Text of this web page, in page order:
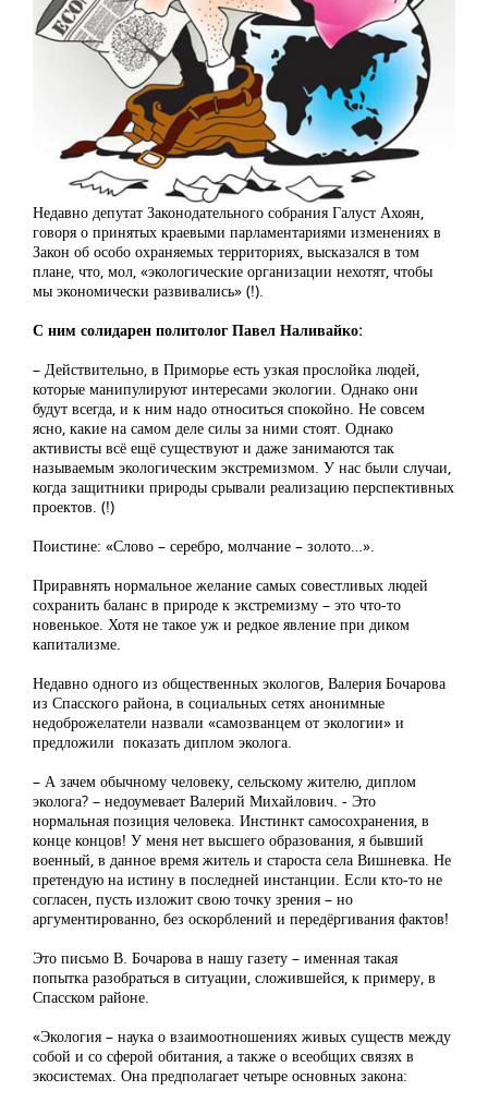
Недавно депутат Законодательного собрания Галуст Ахоян,
говоря о принятых краевыми парламентариями изменениях в
Закон об особо охраняемых территориях, высказался в том
плане, что, мол, «экологические организации нехотят, чтобы
мы экономически развивались» (!).
С ним солидарен политолог Павел Наливайко:
– Действительно, в Приморье есть узкая прослойка людей,
которые манипулируют интересами экологии. Однако они
будут всегда, и к ним надо относиться спокойно. Не совсем
ясно, какие на самом деле силы за ними стоят. Однако
активисты всё ещё существуют и даже занимаются так
называемым экологическим экстремизмом. У нас были случаи,
когда защитники природы срывали реализацию перспективных
проектов. (!)
Поистине: «Слово – серебро, молчание – золото…».
Приравнять нормальное желание самых совестливых людей
сохранить баланс в природе к экстремизму – это что-то
новенькое. Хотя не такое уж и редкое явление при диком
капитализме.
Недавно одного из общественных экологов, Валерия Бочарова
из Спасского района, в социальных сетях анонимные
недоброжелатели назвали «самозванцем от экологии» и
предложили показать диплом эколога.
– А зачем обычному человеку, сельскому жителю, диплом
эколога? – недоумевает Валерий Михайлович. - Это
нормальная позиция человека. Инстинкт самосохранения, в
конце концов! У меня нет высшего образования, я бывший
военный, в данное время житель и староста села Вишневка. Не
претендую на истину в последней инстанции. Если кто-то не
согласен, пусть изложит свою точку зрения – но
аргументированно, без оскорблений и передёргивания фактов!
Это письмо В. Бочарова в нашу газету – именная такая
попытка разобраться в ситуации, сложившейся, к примеру, в
Спасском районе.
«Экология – наука о взаимоотношениях живых существ между
собой и со сферой обитания, а также о всеобщих связях в
экосистемах. Она предполагает четыре основных закона: